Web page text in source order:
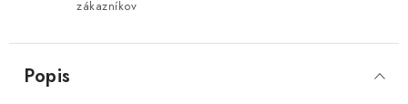
zákazníkov
Popis